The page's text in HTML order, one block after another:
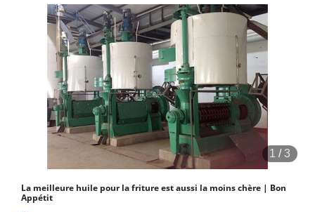
1 /3
La meilleure huile pour la friture est aussi la moins chère | Bon
Appétit